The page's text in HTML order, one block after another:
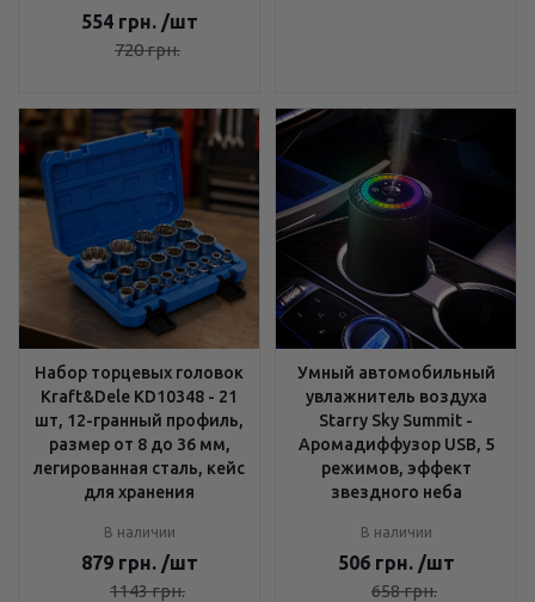
554 грн. /шт
720грн.
Набор торцевых головок
Kraft&Dele KD10348 - 21
шт, 12-гранный профиль,
размер от 8 до 36 мм,
легированная сталь, кейс
для хранения
В наличии
879 грн. /шт
1143грн.
Умный автомобильный
увлажнитель воздуха
Starry Sky Summit -
Аромадиффузор USB, 5
режимов, эффект
звездного неба
В наличии
506 грн. /шт
658грн.